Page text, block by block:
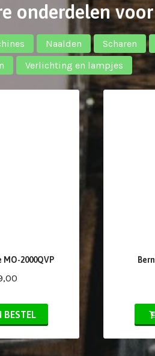
onderdelen
Naalden Scharen
Verlichting en lampjes
2000QVP
BESTEL